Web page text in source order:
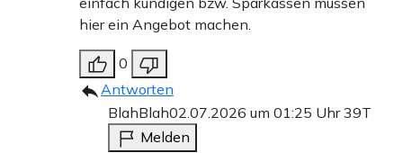
hier ein Angebot machen.
0
Antworten
BlahBlah02.07.2026 um 01:25 Uhr39T
Melden